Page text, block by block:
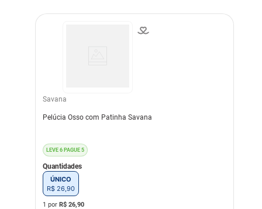
Savana
Pelúcia Osso com Patinha Savana
LEVE 6 PAGUE 5
Quantidades
ÚNICO
R$ 26 90
1 por R$ 26,90